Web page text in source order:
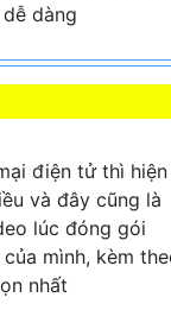
dàng
điện tử thì hiện
và đây cũng là
lúc đóng gói
mình, kèm
nhất